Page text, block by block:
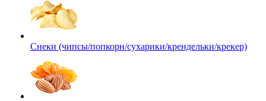
Снеки (чипсы/попкорн/сухарики/крендельки/крекер)